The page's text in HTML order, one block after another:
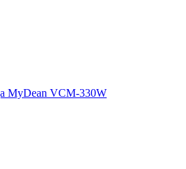
MyDean VCM-330W